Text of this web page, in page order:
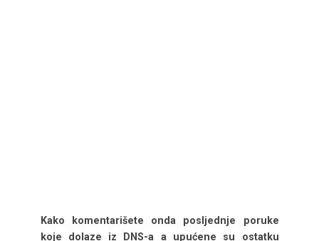
Kako komentarišete onda posljednje poruke
koje dolaze iz DNS-a a upućene su ostatku